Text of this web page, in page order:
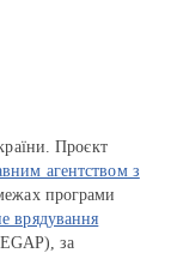
Проєкт
агентством з
програми
врядування
за